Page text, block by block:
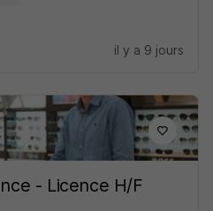
il y a 9 jours
- Licence H/F